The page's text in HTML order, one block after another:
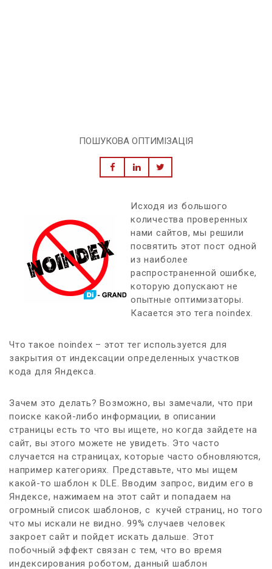
ПОШУКОВА ОПТИМІЗАЦІЯ
Исходя из большого
количества проверенных
нами сайтов, мы решили
посвятить этот пост одной
из наиболее
распространенной ошибке,
которую допускают не
опытные оптимизаторы.
Касается это тега noindex.
Что такое noindex – этот тег используется для
закрытия от индексации определенных участков
кода для Яндекса.
Зачем это делать? Возможно, вы замечали, что при
поиске какой-либо информации, в описании
страницы есть то что вы ищете, но когда зайдете на
сайт, вы этого можете не увидеть. Это часто
случается на страницах, которые часто обновляются,
например категориях. Представьте, что мы ищем
какой-то шаблон к DLE. Вводим запрос, видим его в
Яндексе, нажимаем на этот сайт и попадаем на
огромный список шаблонов, с кучей страниц, но того
что мы искали не видно. 99% случаев человек
закроет сайт и пойдет искать дальше. Этот
побочный эффект связан с тем, что во время
индексирования роботом, данный шаблон